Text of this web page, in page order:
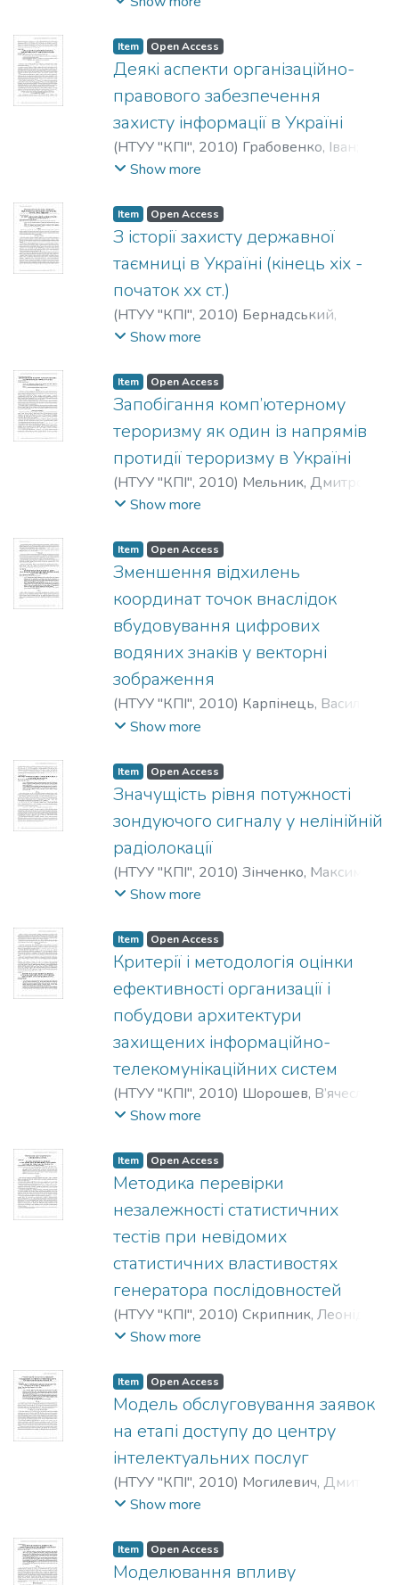
Item Open Access
Деякі аспекти організаційно-
правового забезпечення
захисту інформації в Україні
(НТУУ "КПІ", 2010) Грабовенко, Іван
Грабовенко, Иван
Show more
Item Open Access
З історії захисту державної
таємниці в Україні (кінець хіх -
початок хх ст.)
(НТУУ "КПІ", 2010) Бернадський,
Богдан;Ворожко, Валерій
Богдан;Ворожко, Валерий
Show more
Item Open Access
Запобігання комп’ютерному
тероризму як один із напрямів
протидії тероризму в Україні
(НТУУ "КПІ", 2010) Мельник, Дмитро
Melnyk, Dmyrto
Show more
Item Open Access
Зменшення відхилень
координат точок внаслідок
вбудовування цифрових
водяних знаків у векторні
зображення
(НТУУ "КПІ", 2010) Карпінець, Василь
Яремчук, Юрій
Yaremchuk, Yuriy
Show more
Item Open Access
Значущість рівня потужності
зондуючого сигналу у нелінійній
радіолокації
(НТУУ "КПІ", 2010) Зінченко, Максим
Зіньковський, Юрій Францевич
Zin'kovskiy, George
Зинченко, Максим;Зиньковский, Юрий
Францевич
Прокофьев, Михаил
Show more
Item Open Access
Критерії і методологія оцінки
ефективності организації і
побудови архитектури
захищених інформаційно-
телекомунікаційних систем
(НТУУ "КПІ", 2010) Шорошев, В’ячеслав
Shoroshim, V'yacheslav
Show more
Item Open Access
Методика перевірки
незалежності статистичних
тестів при невідомих
статистичних властивостях
генератора послідовностей
(НТУУ "КПІ", 2010) Скрипник, Леонід
Ковальчук, Людмила
Bezdetnuy, Viktor;
Ковальчук, Людмила;Бездетный,
Show more
Item Open Access
Модель обслуговування заявок
на етапі доступу до центру
інтелектуальних послуг
(НТУУ "КПІ", 2010) Могилевич, Дмитро
Правило, Валерій
Alexei;Могилевич, Дмитрий
Валерий;Бреус, Алексей
Show more
Item Open Access
Моделювання впливу